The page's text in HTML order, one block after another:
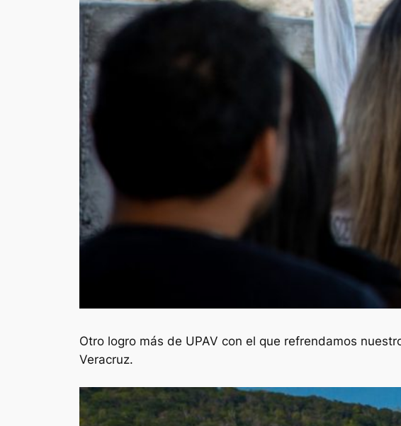
Otro logro más de UPAV con el que refrendamos
Veracruz.